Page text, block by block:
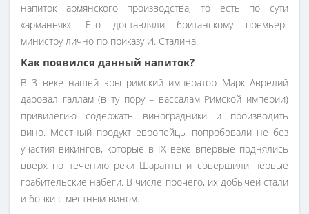
напиток армянского производства, то есть по сути
«арманьяк». Его доставляли британскому премьер-
министру лично по приказу И. Сталина.
Как появился данный напиток?
В 3 веке нашей эры римский император Марк Аврелий
даровал галлам (в ту пору – вассалам Римской империи)
привилегию содержать виноградники и производить
вино. Местный продукт европейцы попробовали не без
участия викингов, которые в IX веке впервые поднялись
вверх по течению реки Шаранты и совершили первые
грабительские набеги. В числе прочего, их добычей стали
и бочки с местным вином.